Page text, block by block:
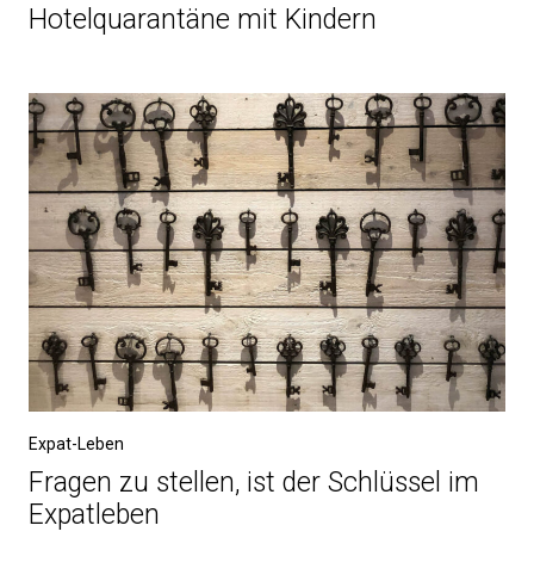
Hotelquarantäne mit Kindern
Expat-Leben
Fragen zu stellen, ist der Schlüssel im
Expatleben